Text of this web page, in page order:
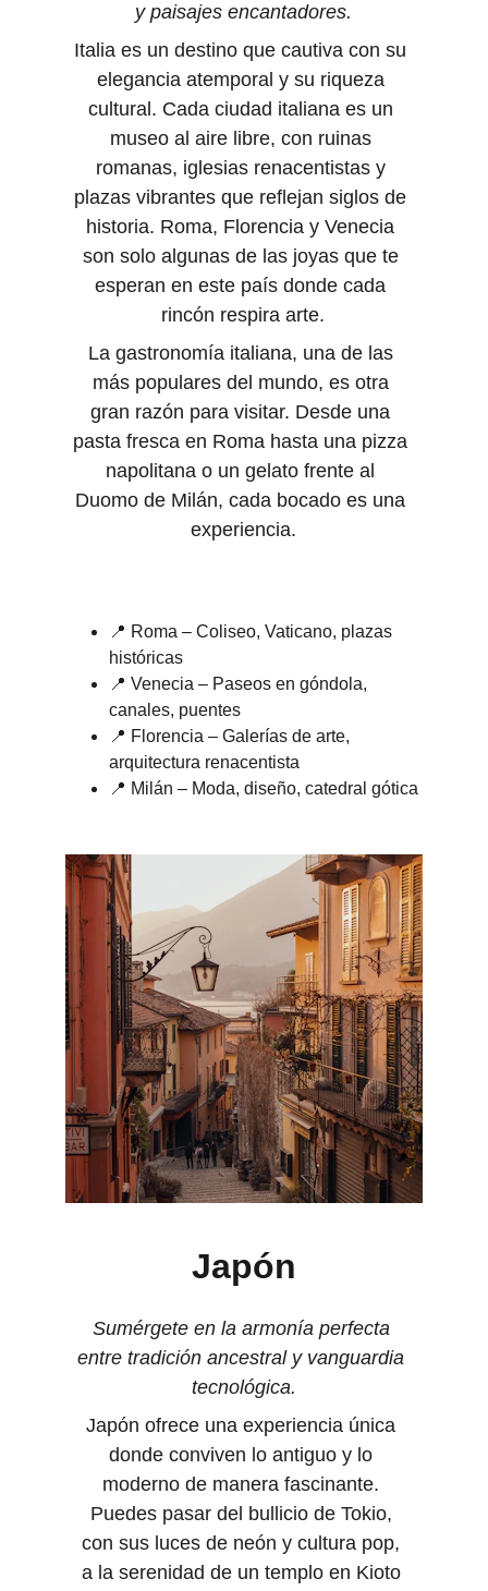
y paisajes encantadores.
Italia es un destino que cautiva con su
elegancia atemporal y su riqueza
cultural. Cada ciudad italiana es un
museo al aire libre, con ruinas
romanas, iglesias renacentistas y
plazas vibrantes que reflejan siglos de
historia. Roma, Florencia y Venecia
son solo algunas de las joyas que te
esperan en este país donde cada
rincón respira arte.
La gastronomía italiana, una de las
más populares del mundo, es otra
gran razón para visitar. Desde una
pasta fresca en Roma hasta una pizza
napolitana o un gelato frente al
Duomo de Milán, cada bocado es una
experiencia.
📍 Roma – Coliseo, Vaticano, plazas
históricas
📍 Venecia – Paseos en góndola,
canales, puentes
📍 Florencia – Galerías de arte,
arquitectura renacentista
📍 Milán – Moda, diseño, catedral gótica
Japón
Sumérgete en la armonía perfecta
entre tradición ancestral y vanguardia
tecnológica.
Japón ofrece una experiencia única
donde conviven lo antiguo y lo
moderno de manera fascinante.
Puedes pasar del bullicio de Tokio,
con sus luces de neón y cultura pop,
a la serenidad de un templo en Kioto